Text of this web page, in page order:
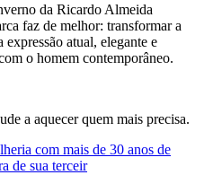
da Ricardo Almeida
faz de melhor: transformar a
atual, elegante e
o homem contemporâneo.
a aquecer quem mais precisa.
com mais de 30 anos de
de sua terceir